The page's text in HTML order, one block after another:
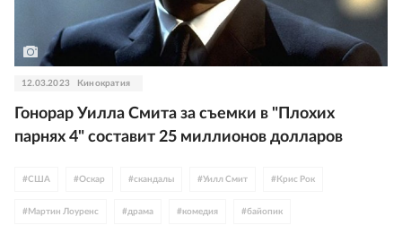
12.03.2023 Кинократия
Гонорар Уилла Смита за съемки в "Плохих
парнях 4" составит 25 миллионов долларов
#США #Оскар #скандалы #Уилл Смит # Крис Рок
# Мартин Лоуренс # драма #комедия #байопик